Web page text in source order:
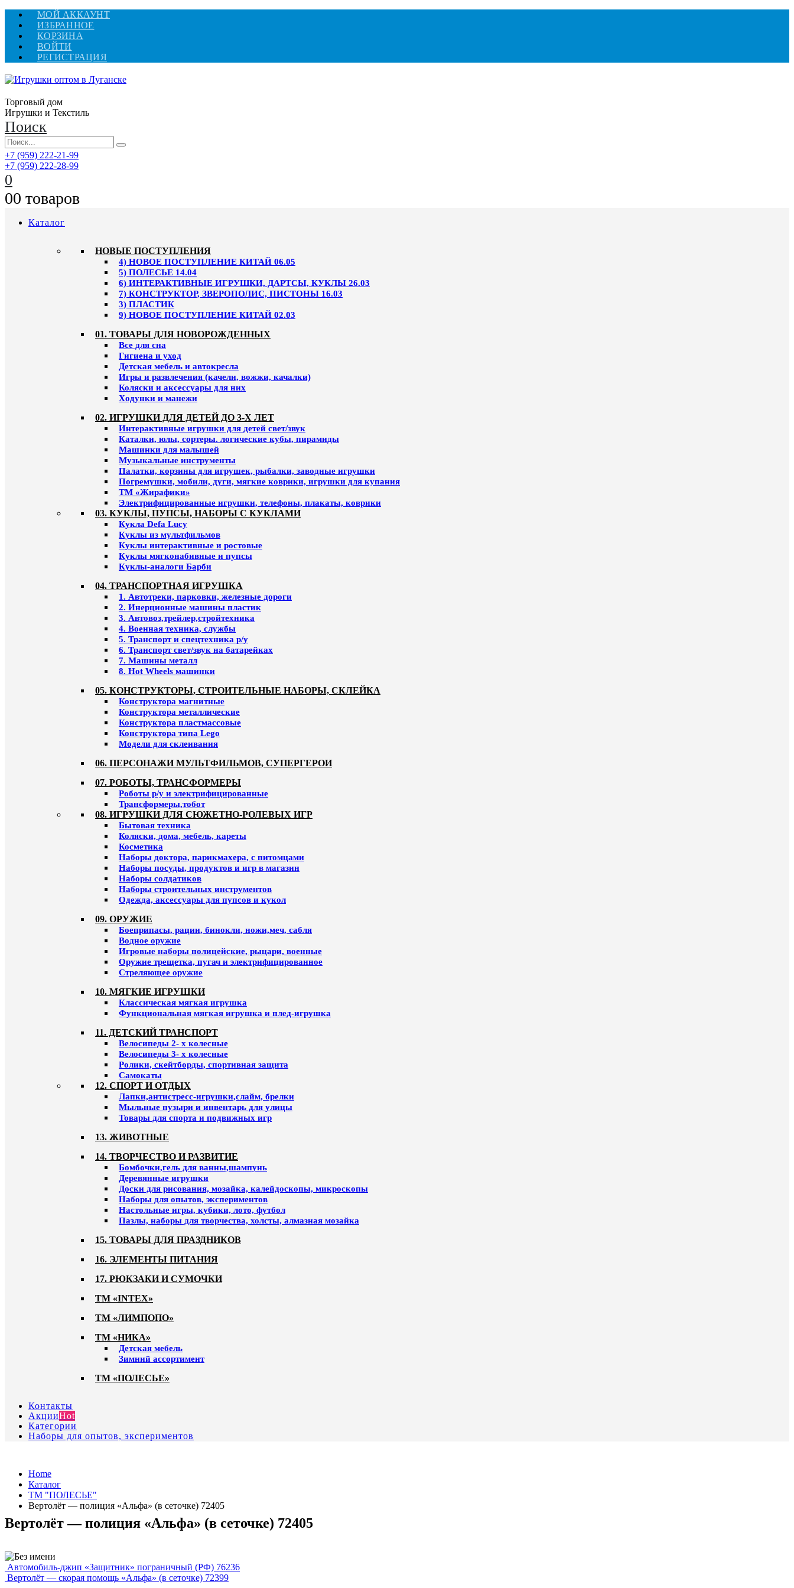
МОЙ АККАУНТ
ИЗБРАННОЕ
КОРЗИНА
ВОЙТИ
РЕГИСТРАЦИЯ
Торговый дом
Игрушки и Текстиль
Поиск
+7 (959) 222-21-99
+7 (959) 222-28-99
0
00 товаров
Каталог
НОВЫЕ ПОСТУПЛЕНИЯ
4) НОВОЕ ПОСТУПЛЕНИЕ КИТАЙ 06.05
5) ПОЛЕСЬЕ 14.04
6) ИНТЕРАКТИВНЫЕ ИГРУШКИ, ДАРТСЫ, КУКЛЫ 26.03
7) КОНСТРУКТОР, ЗВЕРОПОЛИС, ПИСТОНЫ 16.03
3) ПЛАСТИК
9) НОВОЕ ПОСТУПЛЕНИЕ КИТАЙ 02.03
01. ТОВАРЫ ДЛЯ НОВОРОЖДЕННЫХ
Все для сна
Гигиена и уход
Детская мебель и автокресла
Игры и развлечения (качели, вожжи, качалки)
Коляски и аксессуары для них
Ходунки и манежи
02. ИГРУШКИ ДЛЯ ДЕТЕЙ ДО 3-Х ЛЕТ
Интерактивные игрушки для детей свет/звук
Каталки, юлы, сортеры. логические кубы, пирамиды
Машинки для малышей
Музыкальные инструменты
Палатки, корзины для игрушек, рыбалки, заводные игрушки
Погремушки, мобили, дуги, мягкие коврики, игрушки для купания
ТМ «Жирафики»
Электрифицированные игрушки, телефоны, плакаты, коврики
03. КУКЛЫ, ПУПСЫ, НАБОРЫ С КУКЛАМИ
Кукла Defa Lucy
Куклы из мультфильмов
Куклы интерактивные и ростовые
Куклы мягконабивные и пупсы
Куклы-аналоги Барби
04. ТРАНСПОРТНАЯ ИГРУШКА
1. Автотреки, парковки, железные дороги
2. Инерционные машины пластик
3. Автовоз,трейлер,стройтехника
4. Военная техника, службы
5. Транспорт и спецтехника р/у
6. Транспорт свет/звук на батарейках
7. Машины металл
8. Hot Wheels машинки
05. КОНСТРУКТОРЫ, СТРОИТЕЛЬНЫЕ НАБОРЫ, СКЛЕЙКА
Конструктора магнитные
Конструктора металлические
Конструктора пластмассовые
Конструктора типа Lego
Модели для склеивания
06. ПЕРСОНАЖИ МУЛЬТФИЛЬМОВ, СУПЕРГЕРОИ
07. РОБОТЫ, ТРАНСФОРМЕРЫ
Роботы р/у и электрифицированные
Трансформеры,тобот
08. ИГРУШКИ ДЛЯ СЮЖЕТНО-РОЛЕВЫХ ИГР
Бытовая техника
Коляски, дома, мебель, кареты
Косметика
Наборы доктора, парикмахера, с питомцами
Наборы посуды, продуктов и игр в магазин
Наборы солдатиков
Наборы строительных инструментов
Одежда, аксессуары для пупсов и кукол
09. ОРУЖИЕ
Боеприпасы, рации, бинокли, ножи,меч, сабля
Водное оружие
Игровые наборы полицейские, рыцари, военные
Оружие трещетка, пугач и электрифицированное
Стреляющее оружие
10. МЯГКИЕ ИГРУШКИ
Классическая мягкая игрушка
Функциональная мягкая игрушка и плед-игрушка
11. ДЕТСКИЙ ТРАНСПОРТ
Велосипеды 2- х колесные
Велосипеды 3- х колесные
Ролики, скейтборды, спортивная защита
Самокаты
12. СПОРТ И ОТДЫХ
Лапки,антистресс-игрушки,слайм, брелки
Мыльные пузыри и инвентарь для улицы
Товары для спорта и подвижных игр
13. ЖИВОТНЫЕ
14. ТВОРЧЕСТВО И РАЗВИТИЕ
Бомбочки,гель для ванны,шампунь
Деревянные игрушки
Доски для рисования, мозайка, калейдоскопы, микроскопы
Наборы для опытов, экспериментов
Настольные игры, кубики, лото, футбол
Пазлы, наборы для творчества, холсты, алмазная мозайка
15. ТОВАРЫ ДЛЯ ПРАЗДНИКОВ
16. ЭЛЕМЕНТЫ ПИТАНИЯ
17. РЮКЗАКИ И СУМОЧКИ
ТМ «INTEX»
ТМ «ЛИМПОПО»
ТМ «НИКА»
Детская мебель
Зимний ассортимент
ТМ «ПОЛЕСЬЕ»
Контакты
АкцииHot
Категории
Наборы для опытов, экспериментов
Home
Каталог
ТМ "ПОЛЕСЬЕ"
Вертолёт — полиция «Альфа» (в сеточке) 72405
Вертолёт — полиция «Альфа» (в сеточке) 72405
Автомобиль-джип «Защитник» пограничный (РФ) 76236
Вертолёт — скорая помощь «Альфа» (в сеточке) 72399